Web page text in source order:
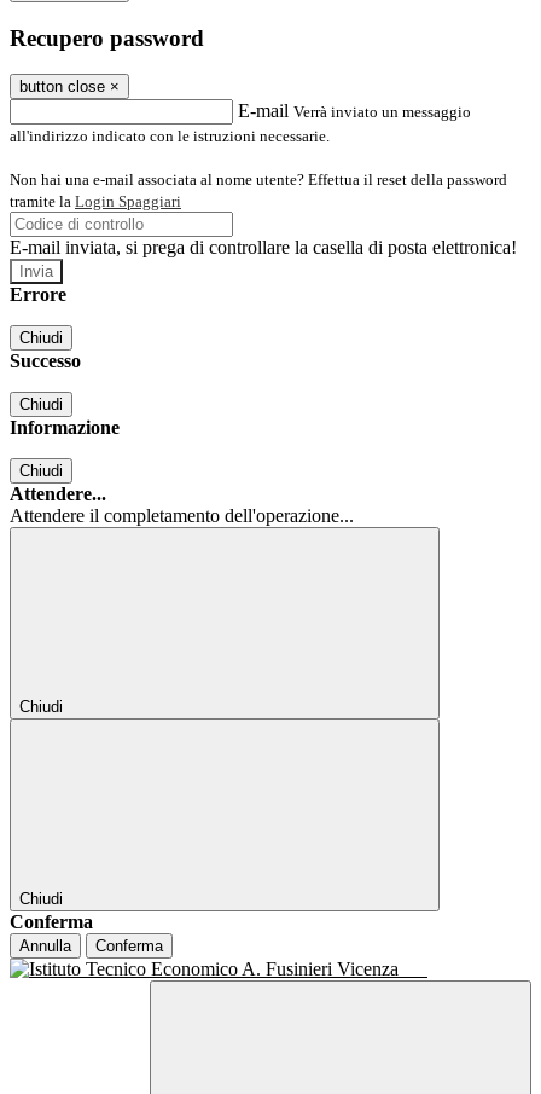
Recupero password
button close ×
E-mail Verrà inviato un messaggio
all'indirizzo indicato con le istruzioni necessarie.
Non hai una e-mail associata al nome utente? Effettua il reset della password
tramite la Login Spaggiari
E-mail inviata, si prega di controllare la casella di posta elettronica!
Errore
Chiudi
Successo
Chiudi
Informazione
Chiudi
Attendere...
Attendere il completamento dell'operazione...
Chiudi
Chiudi
Conferma
Annulla Conferma